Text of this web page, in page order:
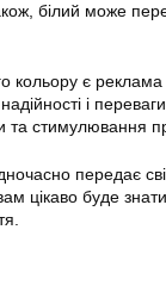
білий може
є реклама
і
та стимулювання
передає
цікаво буде